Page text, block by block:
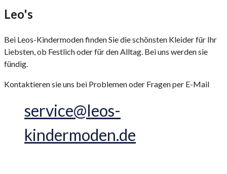
Leo's
Bei Leos-Kindermoden finden Sie die schönsten Kleider für Ihr
Liebsten, ob Festlich oder für den Alltag. Bei uns werden sie
fündig.
Kontaktieren sie uns bei Problemen oder Fragen per E-Mail
service@leos-
kindermoden.de